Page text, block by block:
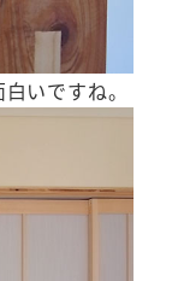
いですね。